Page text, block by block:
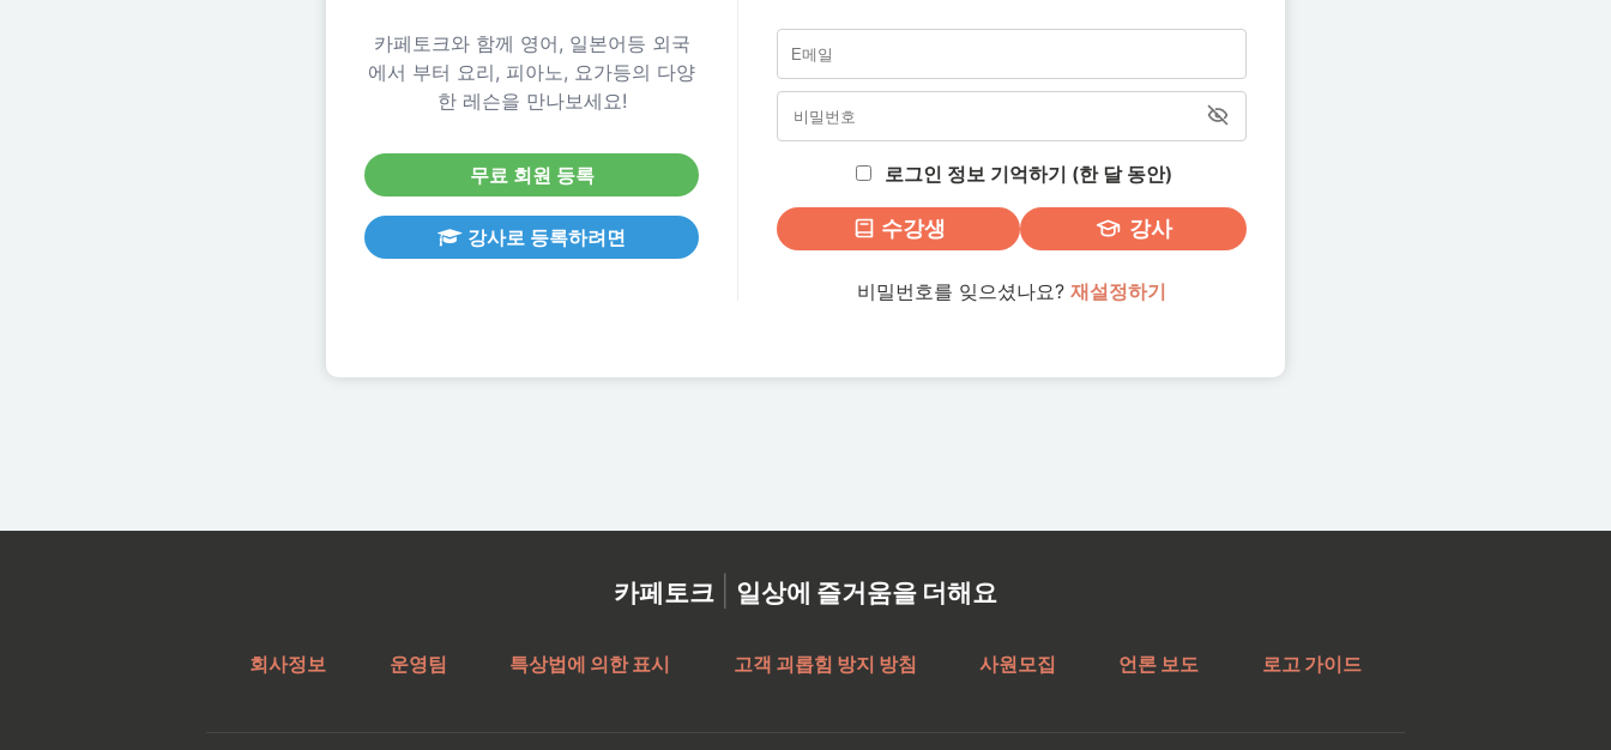
카페토크와 함께 영어, 일본어등 외국
에서 부터 요리, 피아노, 요가등의 다양
한 레슨을 만나보세요!
무료 회원 등록
강사로 등록하려면
로그인 정보 기억하기 (한 달 동안)
수강생 강사
비밀번호를 잊으셨나요? 재설정하기
카페토크 | 일상에 즐거움을 더해요
회사정보 운영팀 특상법에 의한 표시 고객 괴롭힘 방지 방침 사원모집 언론 보도 로고 가이드